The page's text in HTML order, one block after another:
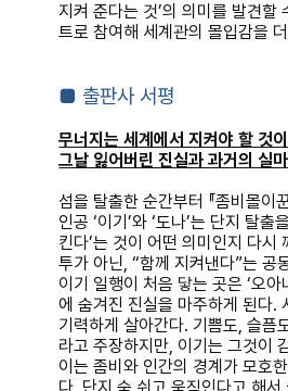
지켜 준다는 것’의 의미를 발견할
트로 참여해 세계관의 몰입감을
■ 출판사 서평
무너지는 세계에서 지켜야 할 것
그날 잃어버린 진실과 과거의 실
섬을 탈출한 순간부터 『좀비몰이
인공‘이기’와‘도나’는 단지 탈출
킨다’는 것이 어떤 의미인지 다시
투가 아닌, “함께 지켜낸다”는 공
이기 일행이 처음 닿는 곳은‘오아
에 숨겨진 진실을 마주하게 된다.
기력하게 살아간다. 기쁨도,슬픔
라고 주장하지만, 이기는 그것이
이는 좀비와 인간의 경계가 모호